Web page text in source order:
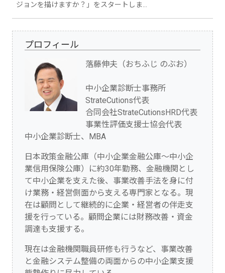
ジョンを描けますか？」をスタートしま
考えるコラムです。ご期待ください。
プロフィール
落藤伸夫（おちふじ のぶお）
中小企業診断士事務所
StrateCutions代表
合同会社StrateCutionsHRD代表
事業性評価支援士協会代表
中小企業診断士、MBA
日本政策金融公庫（中小企業金融公庫～中小企
業信用保険公庫）に約30年勤務、金融機関とし
て中小企業を支えた後、事業改善手法を身に付
け業務・経営側面から支える専門家となる。現
在は顧問として継続的に企業・経営者の伴走支
援を行っている。顧問企業には財務改善・資金
調達も支援する。
現在は金融機関職員研修も行うなど、事業改善
と金融システム整備の両面からの中小企業支援